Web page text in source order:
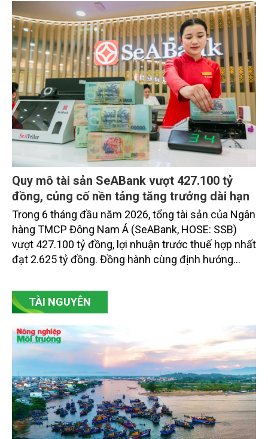
Quy mô tài sản SeABank vượt 427.100 tỷ
đồng, củng cố nền tảng tăng trưởng dài hạn
Trong 6 tháng đầu năm 2026, tổng tài sản của Ngân
hàng TMCP Đông Nam Á (SeABank, HOSE: SSB)
vượt 427.100 tỷ đồng, lợi nhuận trước thuế hợp nhất
đạt 2.625 tỷ đồng. Đồng hành cùng định hướng
SeABank tiếp tục duy trì hoạt động hiệu quả, mở
rộng tín dụng, củng cố nguồn vốn và đảm bảo các
TÀI NGUYÊN